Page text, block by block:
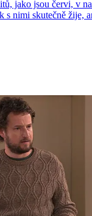
jako jsou červi, v
s nimi skutečně žije,